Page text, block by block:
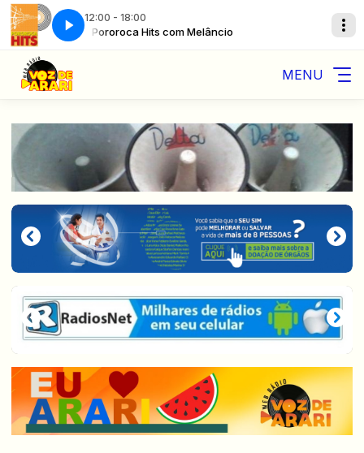
12:00 - 18:00
Pororoca Hits com Melâncio
IF NOT FOR YOU • ZÉ RAMALHO
Palhoção Pop Show com Melâncio
MENU